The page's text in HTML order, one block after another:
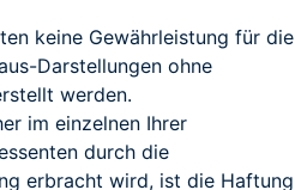
keine Gewährleistung für die
Darstellungen ohne
werden.
im einzelnen Ihrer
durch die
erbracht wird, ist die Haftung